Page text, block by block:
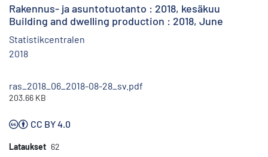
Rakennus- ja asuntotuotanto : 2018, kesäkuu
Building and dwelling production : 2018, June
Statistikcentralen
2018
ras_2018_06_2018-08-28_sv.pdf
203.66 KB
CC BY 4.0
Lataukset 62